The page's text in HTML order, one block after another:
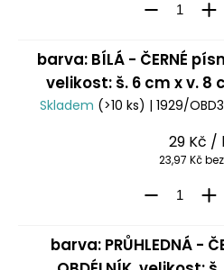
barva: BÍLÁ - ČERNÉ
velikost: š. 6 cm x v.
Skladem (>10 ks) | 1929/OBD3
29 Kč /
23,97 Kč bez
barva: PRŮHLEDNÁ -